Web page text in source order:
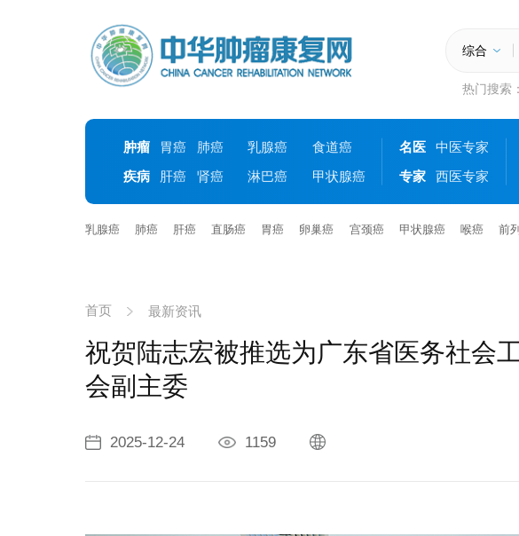
综合
热门搜索：
肿瘤 胃癌 肺癌 乳腺癌
食道癌
疾病
肝癌 肾癌 淋巴癌 甲状腺癌
名医
中医专家
专家
西医专家
乳腺癌 肺癌 肝癌 直肠癌 胃癌 卵巢癌 宫颈癌 甲状腺癌 喉癌 前
首页 最新资讯
祝贺陆志宏被推选为广东省医务社会
会副主委
2025-12-24 1159